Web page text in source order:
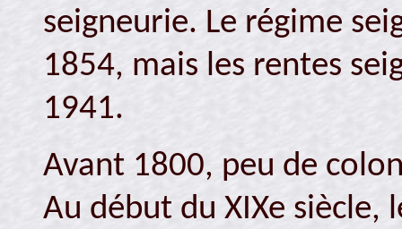
seigneurie. Le régime
1854, mais les rentes
1941.
Avant 1800, peu de
Au début du XIXe siècle,